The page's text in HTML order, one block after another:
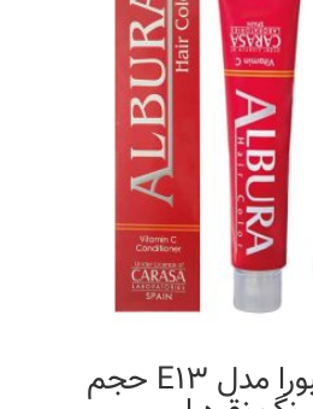
واریاسیون آلبورا مدل E13 حجم